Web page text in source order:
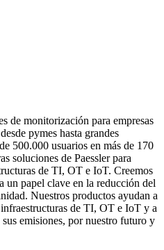
de monitorización para empresas
pymes hasta grandes
500.000 usuarios en más de 170
soluciones de Paessler para
de TI, OT e IoT. Creemos
un papel clave en la reducción del
Nuestros productos ayudan a
de TI, OT e IoT y a
emisiones, por nuestro futuro y